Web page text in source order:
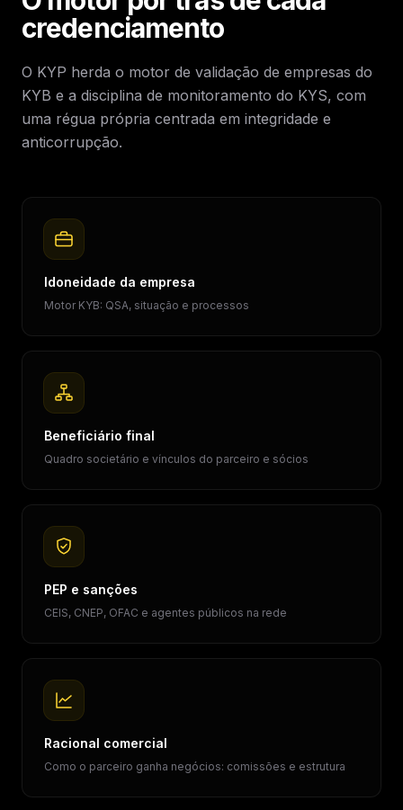
credenciamento
O KYP herda o motor de validação de empresas do
KYB e a disciplina de monitoramento do KYS, com
uma régua própria centrada em integridade e
anticorrupção.
Idoneidade da empresa
Motor KYB: QSA, situação e processos
Beneficiário final
Quadro societário e vínculos do parceiro e sócios
PEP e sanções
CEIS, CNEP, OFAC e agentes públicos na rede
Racional comercial
Como o parceiro ganha negócios: comissões e estrutura